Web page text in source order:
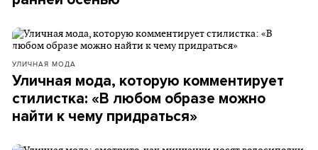
УЛИЧНАЯ МОДА
Уличная мода, которую комментирует
стилистка: «В любом образе можно
найти к чему придраться»